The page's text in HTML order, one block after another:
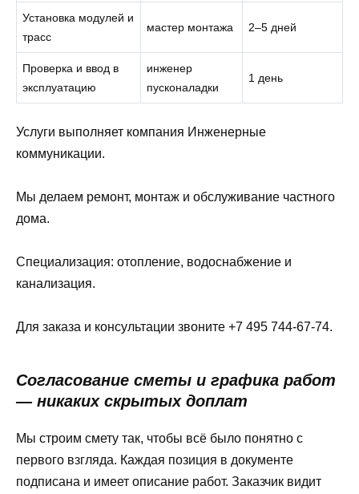
Установка модулей и
трасс
мастер монтажа 2–5 дней
Проверка и ввод в
эксплуатацию
инженер
пусконаладки
1 день
Услуги выполняет компания Инженерные
коммуникации.
Мы делаем ремонт, монтаж и обслуживание частного
дома.
Специализация: отопление, водоснабжение и
канализация.
Для заказа и консультации звоните +7 495 744-67-74.
Согласование сметы и графика работ
— никаких скрытых доплат
Мы строим смету так, чтобы всё было понятно с
первого взгляда. Каждая позиция в документе
подписана и имеет описание работ. Заказчик видит